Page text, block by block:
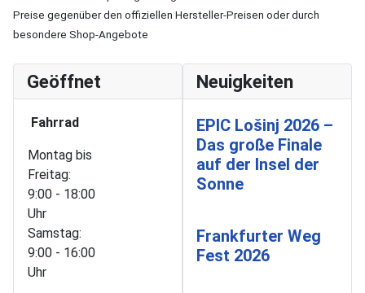
Preise gegenüber den offiziellen Hersteller-Preisen oder durch
besondere Shop-Angebote
Geöffnet
Fahrrad
Montag bis
Freitag:
9:00 - 18:00
Uhr
Samstag:
9:00 - 16:00
Uhr
Neuigkeiten
EPIC Lošinj 2026 –
Das große Finale
auf der Insel der
Sonne
Frankfurter Weg
Fest 2026